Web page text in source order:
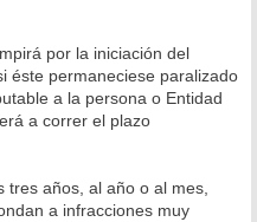
por la iniciación del
éste permaneciese paralizado
a la persona o Entidad
a correr el plazo
tres años, al año o al mes,
a infracciones muy